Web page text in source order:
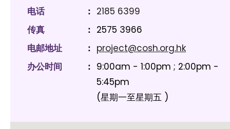
电话
： 2185 6399
传真
： 2575 3966
电邮地址
： project@cosh.org.hk
办公时间
： 9:00am - 1:00pm ; 2:00pm -
5:45pm
(星期一至星期五 )